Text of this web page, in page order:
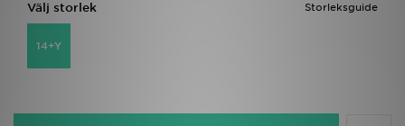
Storleksguide
Välj storlek
14+Y